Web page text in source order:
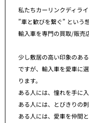
私たちカーリンクディライ
”車と歓びを繋ぐ” という
輸入車を専門の買取/販売
少し敷居の高い印象のある
ですが、輸入車を愛車に
ります。
ある人には、憧れを手に入
ある人には、とびきりの
ある人には、愛車を仲間